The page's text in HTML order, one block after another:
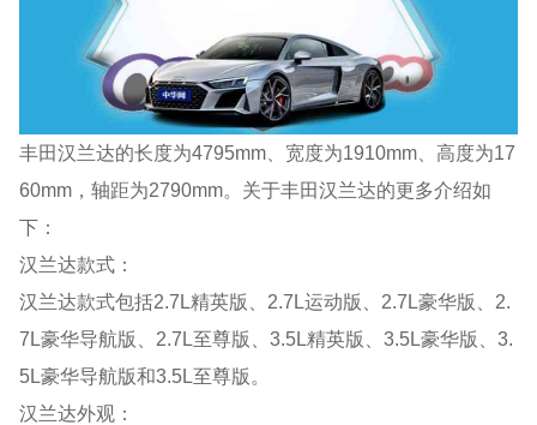
丰田汉兰达的长度为4795mm、宽度为1910mm、高度为17
60mm，轴距为2790mm。关于丰田汉兰达的更多介绍如
下：
汉兰达款式：
汉兰达款式包括2.7L精英版、2.7L运动版、2.7L豪华版、2.
7L豪华导航版、2.7L至尊版、3.5L精英版、3.5L豪华版、3.
5L豪华导航版和3.5L至尊版。
汉兰达外观：